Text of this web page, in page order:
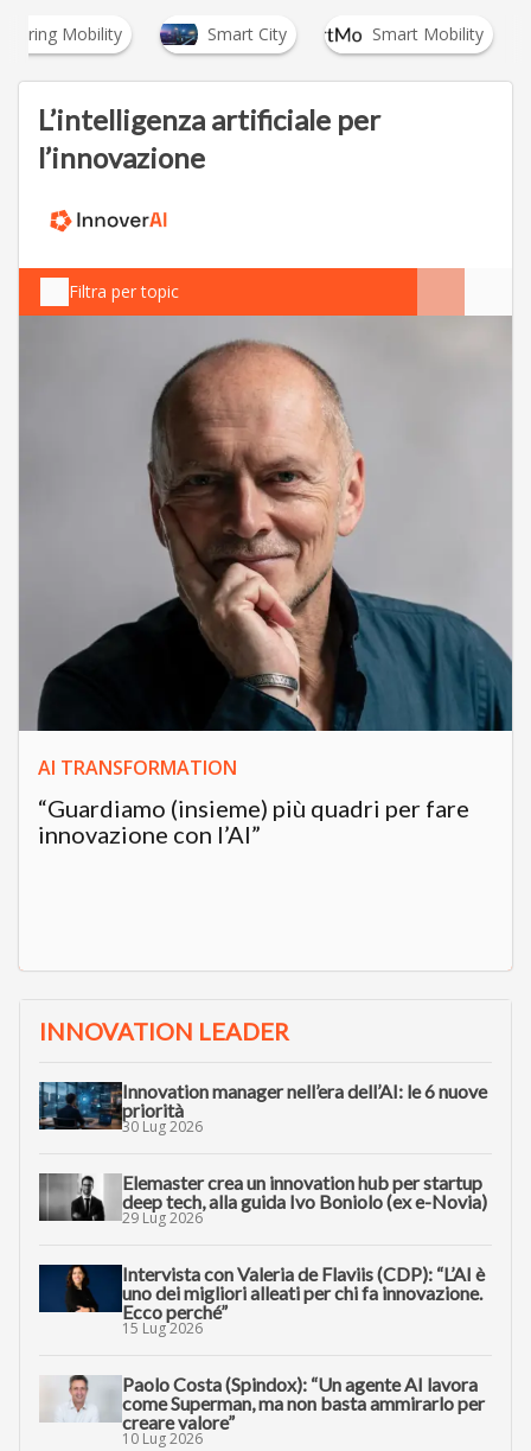
Sharing Mobility Smart City Smart Mobility
L’intelligenza artificiale per
l’innovazione
Filtra per topic
AI TRANSFORMATION
“Guardiamo (insieme) più quadri per fare
innovazione con l’AI”
INNOVATION LEADER
Innovation manager nell’era dell’AI: le 6 nuove
priorità
30 Lug 2026
Elemaster crea un innovation hub per startup
deep tech, alla guida Ivo Boniolo (ex e-Novia)
29 Lug 2026
Intervista con Valeria de Flaviis (CDP): “L’AI è
uno dei migliori alleati per chi fa innovazione.
Ecco perché”
15 Lug 2026
Paolo Costa (Spindox): “Un agente AI lavora
come Superman, ma non basta ammirarlo per
creare valore”
10 Lug 2026